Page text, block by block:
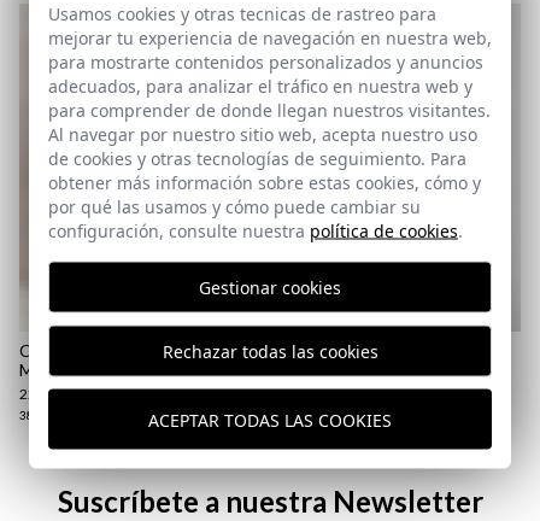
aquí
aquí
CHINOS CARGO PANA |
MARINO
22,95 € / 39,95 €
38
ZAPATILLA NIMES | BLANCO
29,95 € / 39,95 €
Suscríbete a nuestra Newsletter
Usamos cookies y otras tecnicas de rastreo para
mejorar tu experiencia de navegación en nuestra web,
para mostrarte contenidos personalizados y anuncios
adecuados, para analizar el tráfico en nuestra web y
para comprender de donde llegan nuestros visitantes.
Al navegar por nuestro sitio web, acepta nuestro uso
de cookies y otras tecnologías de seguimiento. Para
obtener más información sobre estas cookies, cómo y
por qué las usamos y cómo puede cambiar su
configuración, consulte nuestra política de cookies.
Gestionar cookies
Rechazar todas las cookies
ACEPTAR TODAS LAS COOKIES